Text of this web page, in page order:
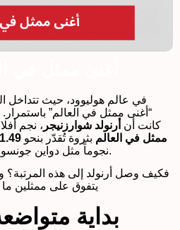
في عالم هوليوود، حيث تتداخل
كانت أن أرنولد شوارزنيجر ، نجم
ممثل في العالم بثروة تُقدّر بنحو 1.49 مليار دولار أمريكي
نجوماً مثل دواين جونسون، توم كروز، وشاه روخ خان.
فكيف وصل أرنولد إلى هذه المرتبة؟
يتفوق على ممثلين
بداية